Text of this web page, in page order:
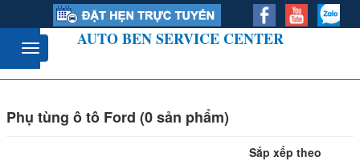
AUTO BEN SERVICE CENTER
Phụ tùng ô tô Ford (0 sản phẩm)
Sắp xếp theo